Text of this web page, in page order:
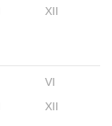
XII
VI
XII